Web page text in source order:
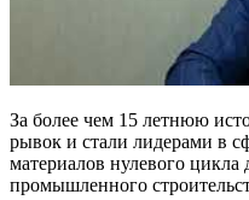
За более чем 15 летнюю
рывок и стали лидерами в
материалов нулевого цикла
промышленного